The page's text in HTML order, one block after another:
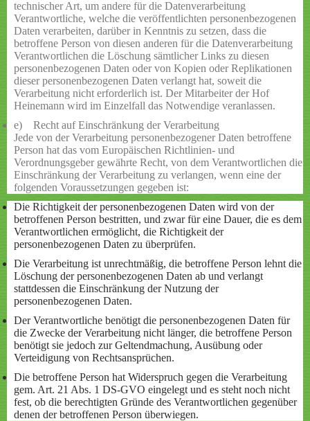
technischer Art, um andere für die Datenverarbeitung
Verantwortliche, welche die veröffentlichten personenbezogenen
Daten verarbeiten, darüber in Kenntnis zu setzen, dass die
betroffene Person von diesen anderen für die Datenverarbeitung
Verantwortlichen die Löschung sämtlicher Links zu diesen
personenbezogenen Daten oder von Kopien oder Replikationen
dieser personenbezogenen Daten verlangt hat, soweit die
Verarbeitung nicht erforderlich ist. Der Mitarbeiter der Hof
Heinemann wird im Einzelfall das Notwendige veranlassen.
e) Recht auf Einschränkung der Verarbeitung
Jede von der Verarbeitung personenbezogener Daten betroffene
Person hat das vom Europäischen Richtlinien- und
Verordnungsgeber gewährte Recht, von dem Verantwortlichen die
Einschränkung der Verarbeitung zu verlangen, wenn eine der
folgenden Voraussetzungen gegeben ist:
Die Richtigkeit der personenbezogenen Daten wird von der
betroffenen Person bestritten, und zwar für eine Dauer, die es dem
Verantwortlichen ermöglicht, die Richtigkeit der
personenbezogenen Daten zu überprüfen.
Die Verarbeitung ist unrechtmäßig, die betroffene Person lehnt die
Löschung der personenbezogenen Daten ab und verlangt
stattdessen die Einschränkung der Nutzung der
personenbezogenen Daten.
Der Verantwortliche benötigt die personenbezogenen Daten für
die Zwecke der Verarbeitung nicht länger, die betroffene Person
benötigt sie jedoch zur Geltendmachung, Ausübung oder
Verteidigung von Rechtsansprüchen.
Die betroffene Person hat Widerspruch gegen die Verarbeitung
gem. Art. 21 Abs. 1 DS-GVO eingelegt und es steht noch nicht
fest, ob die berechtigten Gründe des Verantwortlichen gegenüber
denen der betroffenen Person überwiegen.